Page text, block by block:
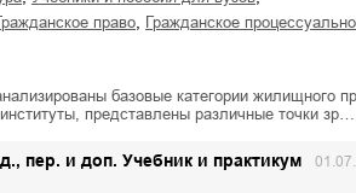
гражданское право гражданское
базовые категории жилищного
представлены различные точки зр…
пер. и доп. Учебник и практикум